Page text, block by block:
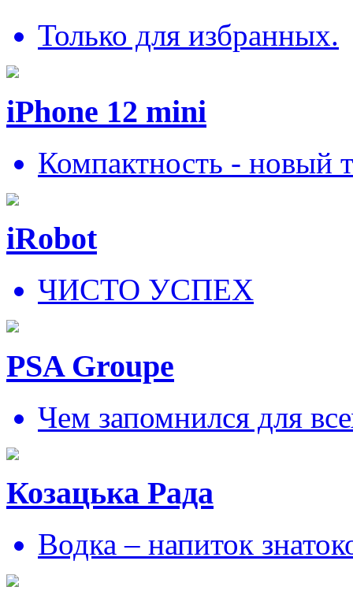
Только для избранных.
iPhone 12 mini
Компактность - новый
iRobot
ЧИСТО УСПЕХ
PSA Groupe
Чем запомнился для
Козацька Рада
Водка – напиток